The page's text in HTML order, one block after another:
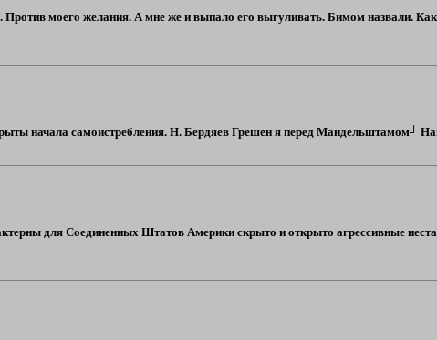
Против моего желания. А мне же и выпало его выгуливать. Бимом назвали.
начала самоистребления. Н. Бердяев Грешен я перед Мандельштамом┘
для Соединенных Штатов Америки скрыто и открыто агрессивные